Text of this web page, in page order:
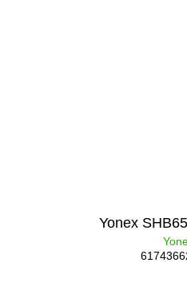
Yonex